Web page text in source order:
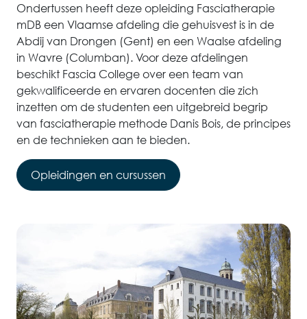
Ondertussen heeft deze opleiding Fasciatherapie
mDB een Vlaamse afdeling die gehuisvest is in de
Abdij van Drongen (Gent) en een Waalse afdeling
in Wavre (Columban). Voor deze afdelingen
beschikt Fascia College over een team van
gekwalificeerde en ervaren docenten die zich
inzetten om de studenten een uitgebreid begrip
van fasciatherapie methode Danis Bois, de principes
en de technieken aan te bieden.
Opleidingen en cursussen